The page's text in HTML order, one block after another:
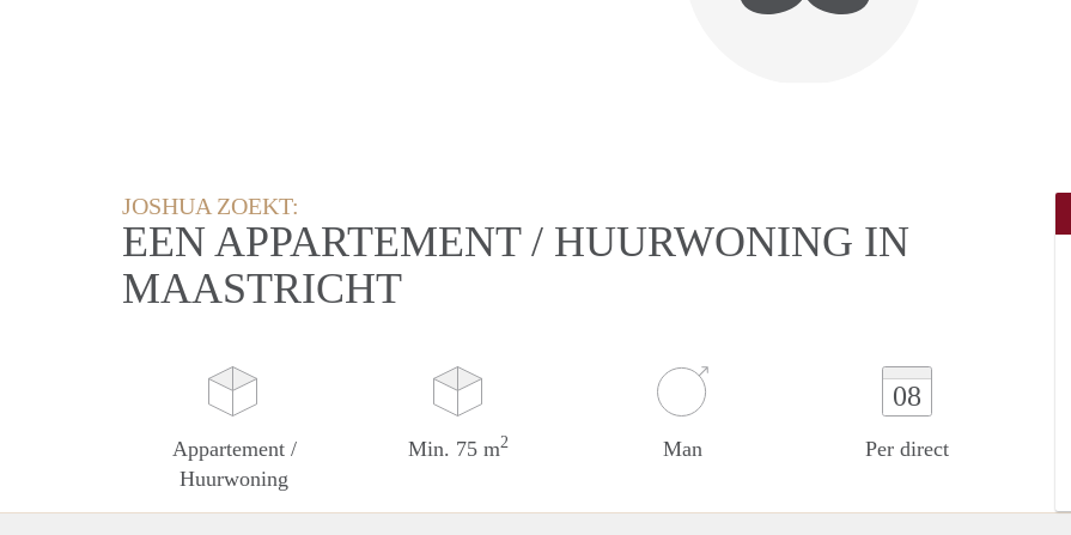
JOSHUA ZOEKT:
EEN APPARTEMENT / HUURWONING IN
MAASTRICHT
Appartement /
Huurwoning
Min. 75 m2 Man
08
Per direct